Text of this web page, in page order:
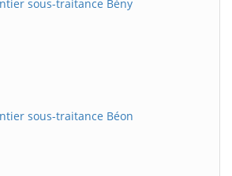
sous-traitance Bény
sous-traitance Béon